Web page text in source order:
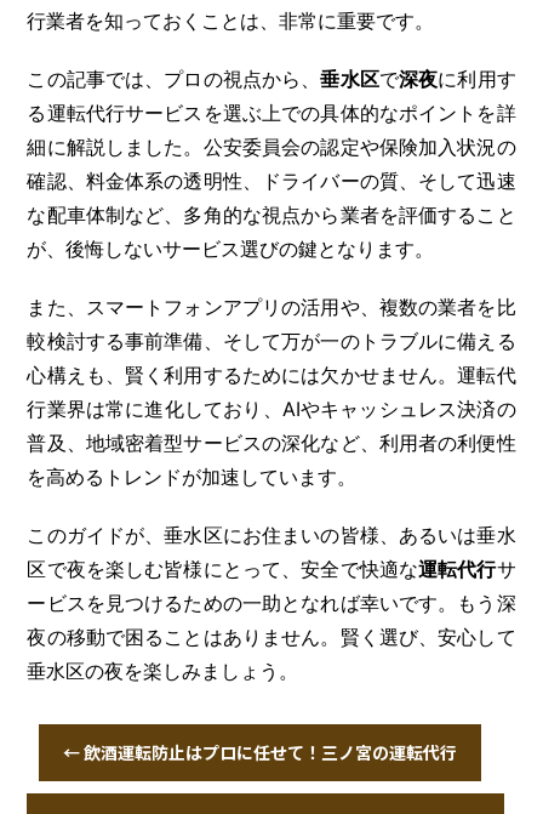
行業者を知っておくことは、非常に重要です。
この記事では、プロの視点から、垂水区で深夜に利用す
る運転代行サービスを選ぶ上での具体的なポイントを詳
細に解説しました。公安委員会の認定や保険加入状況の
確認、料金体系の透明性、ドライバーの質、そして迅速
な配車体制など、多角的な視点から業者を評価すること
が、後悔しないサービス選びの鍵となります。
また、スマートフォンアプリの活用や、複数の業者を比
較検討する事前準備、そして万が一のトラブルに備える
心構えも、賢く利用するためには欠かせません。運転代
行業界は常に進化しており、AIやキャッシュレス決済の
普及、地域密着型サービスの深化など、利用者の利便性
を高めるトレンドが加速しています。
このガイドが、垂水区にお住まいの皆様、あるいは垂水
区で夜を楽しむ皆様にとって、安全で快適な運転代行サ
ービスを見つけるための一助となれば幸いです。もう深
夜の移動で困ることはありません。賢く選び、安心して
垂水区の夜を楽しみましょう。
←飲酒運転防止はプロに任せて！三ノ宮の運転代行